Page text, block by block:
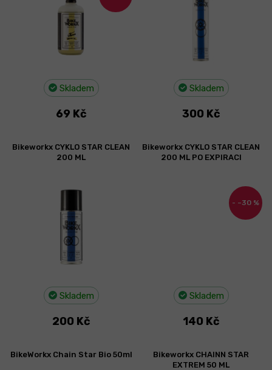
Skladem
69 Kč
Skladem
300 Kč
Bikeworkx CYKLO STAR CLEAN
200 ML
Skladem
200 Kč
–30 %
Bikeworkx CYKLO STAR CLEAN
200 ML PO EXPIRACI
Skladem
140 Kč
BikeWorkx Chain Star Bio 50ml
Bikeworkx CHAINN STAR
EXTREM 50 ML